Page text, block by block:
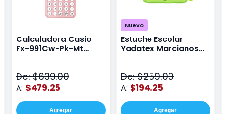
Calculadora Casio
Fx-991Cw-Pk-Mt
De: $639.00
A: $479.25
Agregar
Nuevo
Estuche Escolar
Yadatex Marcianos
De: $259.00
A: $194.25
Agregar